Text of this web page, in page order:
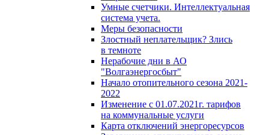
Умные счетчики. Интеллектуальная
система учета.
Меры безопасности
Злостный неплательщик? Злись
в темноте
Нерабочие дни в АО
"Волгаэнергосбыт"
Начало отопительного сезона 2021-
2022
Изменение с 01.07.2021г. тарифов
на коммунальные услуги
Карта отключений энергоресурсов